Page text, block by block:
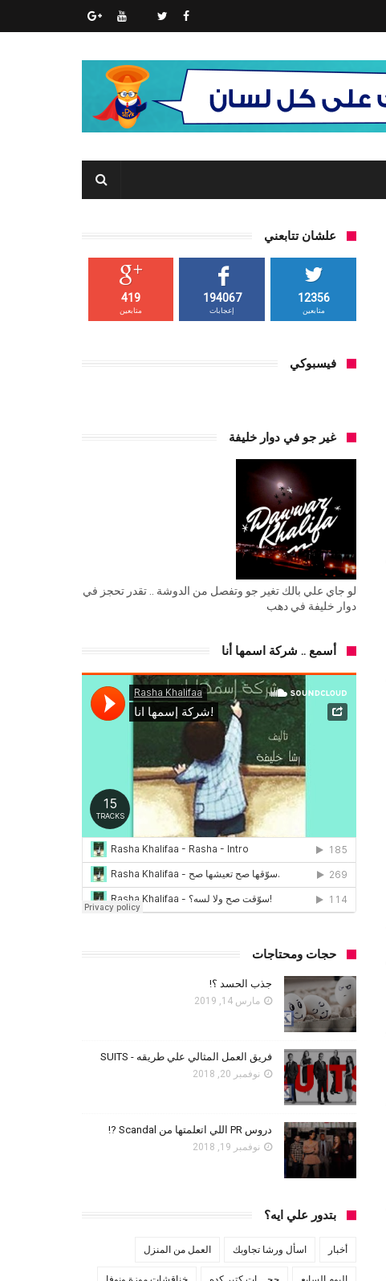
علشان تتابعني
12356
متابعين
194067
إعجابات
419
متابعين
فيسبوكي
غير جو في دوار خليفة
لو جاي علي بالك تغير جو وتفصل من الدوشة .. تقدر تحجز في
دوار خليفة في دهب
أسمع .. شركة اسمها أنا
حجات ومحتاجات
جذب الحسد ؟!
مارس 14, 2019
فريق العمل المثالي علي طريقه - SUITS
نوفمبر 20, 2018
دروس PR اللي اتعلمتها من Scandal ?!
نوفمبر 19, 2018
بتدور علي ايه؟
أخبار اسأل ورشا تجاوبك العمل من المنزل